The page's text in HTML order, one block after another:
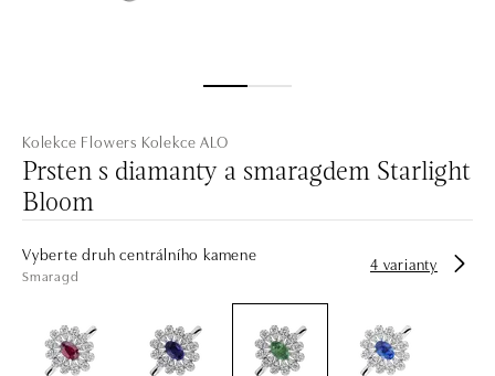
Kolekce Flowers Kolekce ALO
Prsten s diamanty a smaragdem Starlight
Bloom
Vyberte druh centrálního kamene
Smaragd
4 varianty